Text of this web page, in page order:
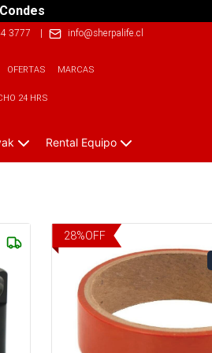
3777 | info@sherpalife.cl
OFERTAS MARCAS
24 HRS
Rental Equipo
28%OFF